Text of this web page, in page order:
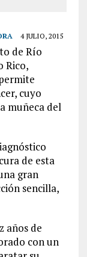
4 JULIO, 2015
de Río
Rico,
cuyo
muñeca del
de esta
gran
sencilla,
años de
con un